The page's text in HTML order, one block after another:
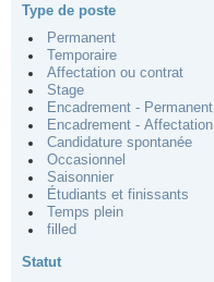
Type de poste
Permanent
Temporaire
Affectation ou contrat
Stage
Encadrement - Permanent
Encadrement - Affectation
Candidature spontanée
Occasionnel
Saisonnier
Étudiants et finissants
Temps plein
filled
Statut